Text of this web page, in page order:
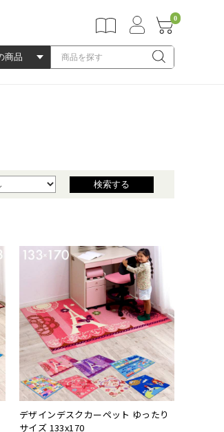
0
デザインデスクカーペット ゆったり
サイズ 133x170